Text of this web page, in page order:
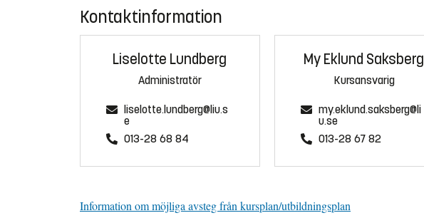
Kontaktinformation
Liselotte Lundberg
Administratör
liselotte.lundberg@liu.s
e
013-28 68 84
My Eklund Saksberg
Kursansvarig
my.eklund.saksberg@li
u.se
013-28 67 82
Information om möjliga avsteg från kursplan/utbildningsplan